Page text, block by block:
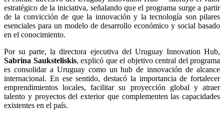
estratégico de la iniciativa, señalando que el programa surge a partir
de la convicción de que la innovación y la tecnología son pilares
esenciales para un modelo de desarrollo económico y social basado
en el conocimiento.
Por su parte, la directora ejecutiva del Uruguay Innovation Hub,
Sabrina Sauksteliskis, explicó que el objetivo central del programa
es consolidar a Uruguay como un hub de innovación de alcance
internacional. En ese sentido, destacó la importancia de fortalecer
emprendimientos locales, facilitar su proyección global y atraer
talento y proyectos del exterior que complementen las capacidades
existentes en el país.